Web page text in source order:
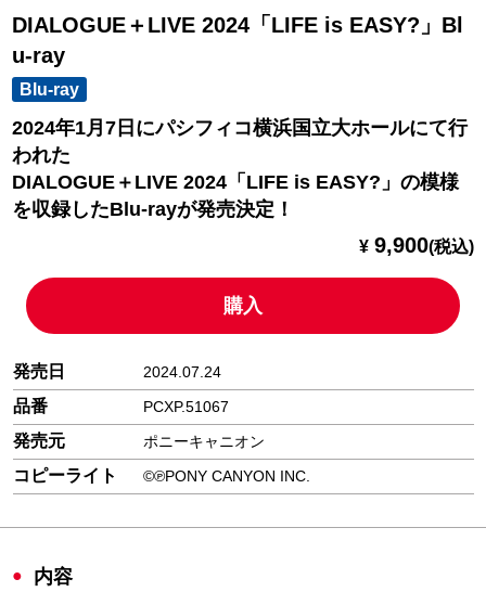
DIALOGUE＋LIVE 2024「LIFE is EASY?」Bl
u-ray
Blu-ray
2024年1月7日にパシフィコ横浜国立大ホールにて行
われた
DIALOGUE＋LIVE 2024「LIFE is EASY?」の模様
を収録したBlu-rayが発売決定！
¥ 9,900(税込)
購入
発売日 2024.07.24
品番 PCXP.51067
発売元 ポニーキャニオン
コピーライト ©℗PONY CANYON INC.
内容